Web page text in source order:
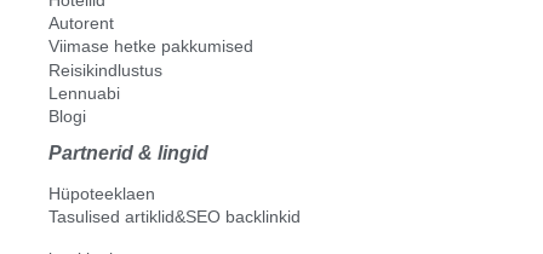
Autorent
Viimase hetke pakkumised
Reisikindlustus
Lennuabi
Blogi
Partnerid & lingid
Hüpoteeklaen
Tasulised artiklid&SEO backlinkid